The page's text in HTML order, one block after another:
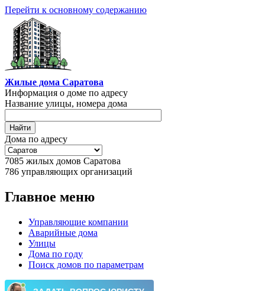
Перейти к основному содержанию
Жилые дома Саратова
Информация о доме по адресу
Название улицы, номера дома
Дома по адресу
7085 жилых домов Саратова
786 управляющих организаций
Главное меню
Управляющие компании
Аварийные дома
Улицы
Дома по году
Поиск домов по параметрам